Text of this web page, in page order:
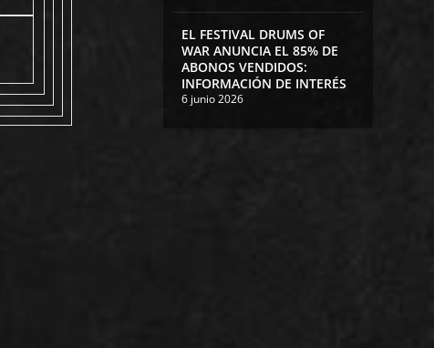
EL FESTIVAL DRUMS OF
WAR ANUNCIA EL 85% DE
ABONOS VENDIDOS:
INFORMACIÓN DE INTERÉS
6 junio 2026